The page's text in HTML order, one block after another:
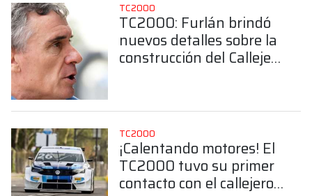
TC2000
TC2000: Furlán brindó
nuevos detalles sobre la
construcción del Callejero
TC2000
¡Calentando motores! El
TC2000 tuvo su primer
contacto con el callejero